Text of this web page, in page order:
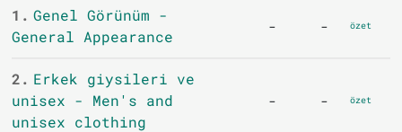
1. Genel Görünüm -
General Appearance
- - özet
2. Erkek giysileri ve
unisex - Men's and
unisex clothing
- - özet